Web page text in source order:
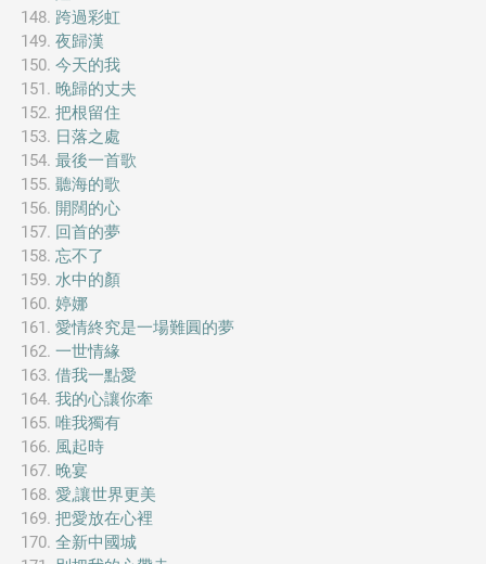
跨過彩虹
夜歸漢
今天的我
晚歸的丈夫
把根留住
日落之處
最後一首歌
聽海的歌
開闊的心
回首的夢
忘不了
水中的顏
婷娜
愛情終究是一場難圓的夢
一世情緣
借我一點愛
我的心讓你牽
唯我獨有
風起時
晚宴
愛,讓世界更美
把愛放在心裡
全新中國城